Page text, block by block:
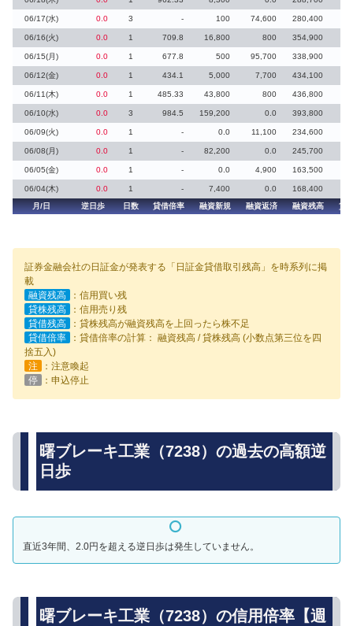
06/17(水) 0.0 3 - 100 74,600 280,400
06/16(火) 0.0 1 709.8 16,800 800 354,900
06/15(月) 0.0 1 677.8 500 95,700 338,900
06/12(金) 0.0 1 434.1 5,000 7,700 434,100
06/11(木) 0.0 1 485.33 43,800 800 436,800
06/10(水) 0.0 3 984.5 159,200 0.0 393,800
06/09(火) 0.0 1 - 0.0 11,100 234,600
06/08(月) 0.0 1 - 82,200 0.0 245,700
06/05(金) 0.0 1 - 0.0 4,900 163,500
06/04(木) 0.0 1 - 7,400 0.0
168,400
月/日
逆日歩 日数 貸借倍率 融資新規 融資返済 融資残高 貸
証券金融会社の日証金が発表する「日証金貸借取引残高」を時系列に掲
載
融資残高
：信用買い残
貸株残高
：信用売り残
貸借残高
：貸株残高が融資残高を上回ったら株不足
貸借倍率
：貸借倍率の計算： 融資残高 / 貸株残高 (小数点第三位を四
捨五入)
注
：注意喚起
停
：申込停止
曙ブレーキ工業（7238）の過去の高額逆
日歩
直近3年間、2.0円を超える逆日歩は発生していません。
曙ブレーキ工業（7238）の信用倍率【週